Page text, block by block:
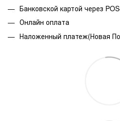
Банковской картой через
Онлайн оплата
Наложенный платеж(Новая